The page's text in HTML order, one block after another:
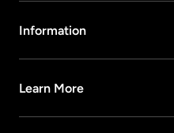
Information
Learn More